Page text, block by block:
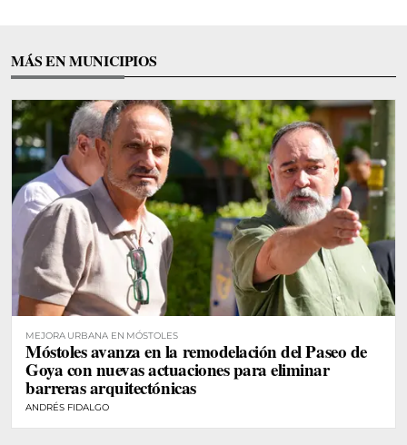
MÁS EN MUNICIPIOS
MEJORA URBANA EN MÓSTOLES
Móstoles avanza en la remodelación del Paseo de
Goya con nuevas actuaciones para eliminar
barreras arquitectónicas
ANDRÉS FIDALGO